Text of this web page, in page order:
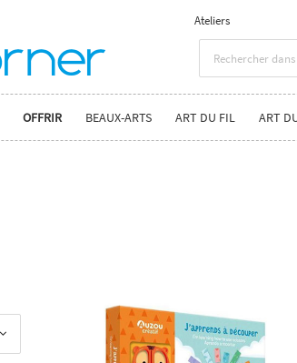
Ateliers
OFFRIR BEAUX-ARTS ART DU FIL ART